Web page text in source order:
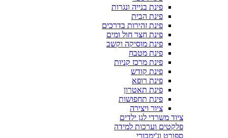
פינת בנייה ונגרות
פינת הבית
פינת זהירות בדרכים
פינת חצר חול ומים
פינת מוסיקה וקשב
פינת מטבח
פינת מרכז קניות
פינת קודש
פינת רופא
פינת תאטרון
פינת תחפושות
ציור ויצירה
ציוד משרדי לגן ילדים
פלקטים וערכות למידה
ספורט וג'ימבורי